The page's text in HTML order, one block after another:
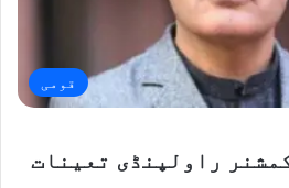
قومی
راولپنڈی تعینات